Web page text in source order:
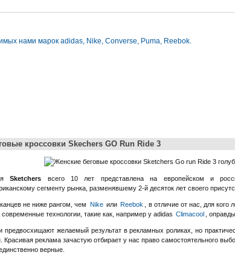
нами марок adidas, Nike, Converse, Puma, Reebok.
кроссовки Skechers GO Run Ride 3
Sketchers всего 10 лет представлена на европейском и
сегменту рынка, разменявшему 2-й десяток лет своего
не ниже рангом, чем Nike или Reebok
, в отличие от нас, для кого
технологии, такие как, например у adidas Climacool ,
предвосхищают желаемый результат в рекламных роликах, но
реклама зачастую отбирает у нас право самостоятельного
верные.